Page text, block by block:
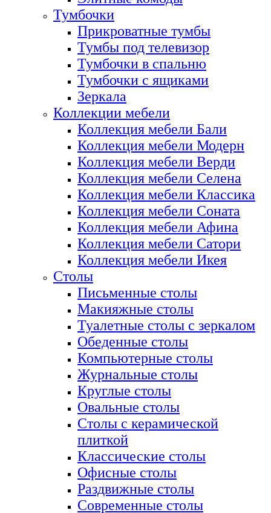
Тумбочки
Прикроватные тумбы
Тумбы под телевизор
Тумбочки в спальню
Тумбочки с ящиками
Зеркала
Коллекции мебели
Коллекция мебели Бали
Коллекция мебели Модерн
Коллекция мебели Верди
Коллекция мебели Селена
Коллекция мебели Классика
Коллекция мебели Соната
Коллекция мебели Афина
Коллекция мебели Сатори
Коллекция мебели Икея
Столы
Письменные столы
Макияжные столы
Туалетные столы с зеркалом
Обеденные столы
Компьютерные столы
Журнальные столы
Круглые столы
Овальные столы
Столы с керамической
плиткой
Классические столы
Офисные столы
Раздвижные столы
Современные столы